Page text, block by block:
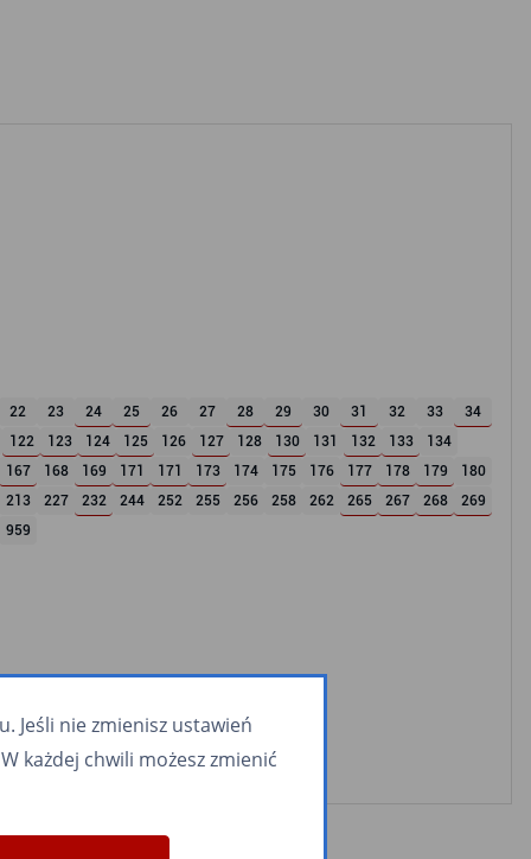
22 23 24 25 26 27 28 29 30 31 32 33
34
122 123 124 125 126 127 128 130 131 132 133
134
167 168 169 171 171 173 174 175 176 177 178 179
180
213 227 232 244 252 255 256 258 262 265 267 268
269
959
Jeśli nie zmienisz ustawień
każdej chwili możesz zmienić